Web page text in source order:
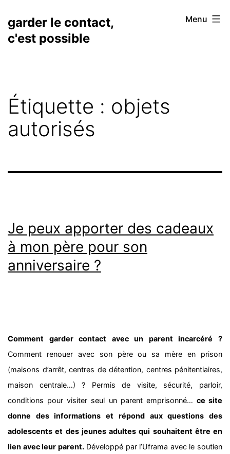
au
contenu
garder le contact,
c'est possible
Menu
Étiquette : objets
autorisés
Je peux apporter des cadeaux
à mon père pour son
anniversaire ?
Comment garder contact avec un parent incarcéré ?
Comment renouer avec son père ou sa mère en prison
(maisons d’arrêt, centres de détention, centres pénitentiaires,
maison centrale…) ? Permis de visite, sécurité, parloir,
conditions pour visiter seul un parent emprisonné… ce site
donne des informations et répond aux questions des
adolescents et des jeunes adultes qui souhaitent être en
lien avec leur parent.Développé par l’Uframa avec le soutien